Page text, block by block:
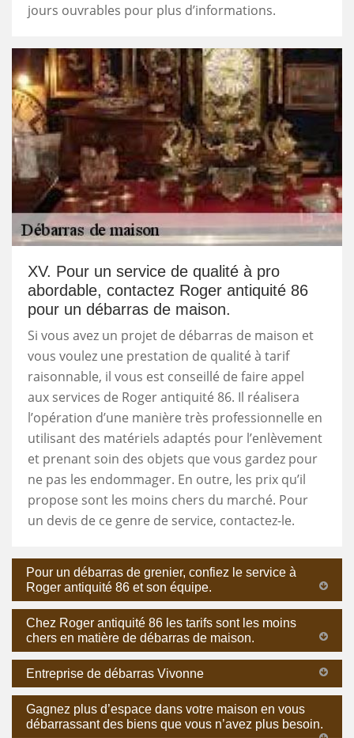
jours ouvrables pour plus d’informations.
XV. Pour un service de qualité à pro
abordable, contactez Roger antiquité 86
pour un débarras de maison.
Si vous avez un projet de débarras de maison et
vous voulez une prestation de qualité à tarif
raisonnable, il vous est conseillé de faire appel
aux services de Roger antiquité 86. Il réalisera
l’opération d’une manière très professionnelle en
utilisant des matériels adaptés pour l’enlèvement
et prenant soin des objets que vous gardez pour
ne pas les endommager. En outre, les prix qu’il
propose sont les moins chers du marché. Pour
un devis de ce genre de service, contactez-le.
Pour un débarras de grenier, confiez le service à
Roger antiquité 86 et son équipe.
Chez Roger antiquité 86 les tarifs sont les moins
chers en matière de débarras de maison.
Entreprise de débarras Vivonne
Gagnez plus d’espace dans votre maison en vous
débarrassant des biens que vous n’avez plus besoin.